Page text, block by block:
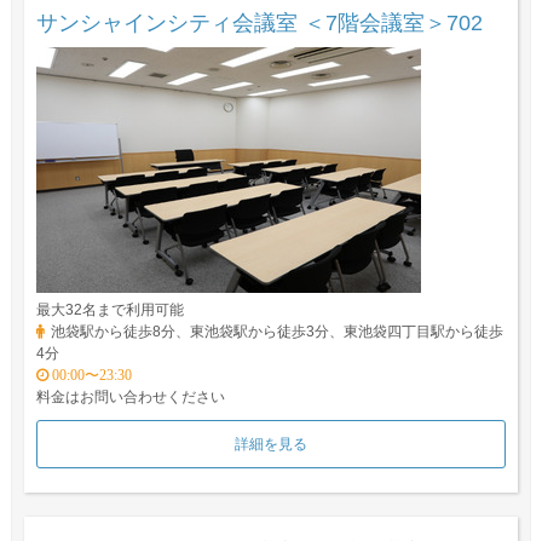
サンシャインシティ会議室 ＜7階会議室＞702
最大32名まで利用可能
池袋駅から徒歩8分、東池袋駅から徒歩3分、東池袋四丁目駅から徒歩
4分
00:00〜23:30
料金はお問い合わせください
詳細を見る